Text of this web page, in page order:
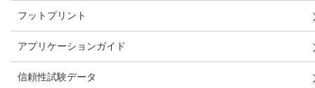
フットプリント
アプリケーションガイド
信頼性試験データ